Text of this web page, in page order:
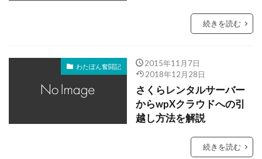
続きを読む
わたぼん奮闘記
2015年11月7日
2018年12月28日
さくらレンタルサーバー
からwpXクラウドへの引
越し方法を解説
続きを読む